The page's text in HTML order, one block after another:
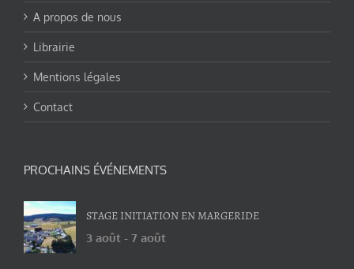
A propos de nous
Librairie
Mentions légales
Contact
PROCHAINS ÉVÉNEMENTS
STAGE INITIATION EN MARGERIDE
3 août - 7 août